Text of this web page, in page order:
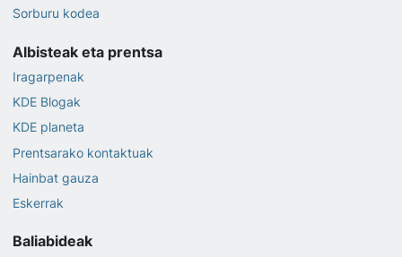
Sorburu kodea
Albisteak eta prentsa
Iragarpenak
KDE Blogak
KDE planeta
Prentsarako kontaktuak
Hainbat gauza
Eskerrak
Baliabideak